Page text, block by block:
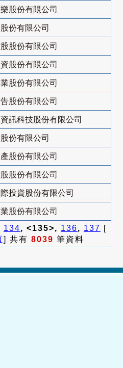
股份有限公司
份有限公司
股份有限公司
股份有限公司
股份有限公司
股份有限公司
訊科技股份有限公司
份有限公司
股份有限公司
股份有限公司
投資股份有限公司
股份有限公司
134, <135>, 136, 137 [
] 共有 8039 筆資料